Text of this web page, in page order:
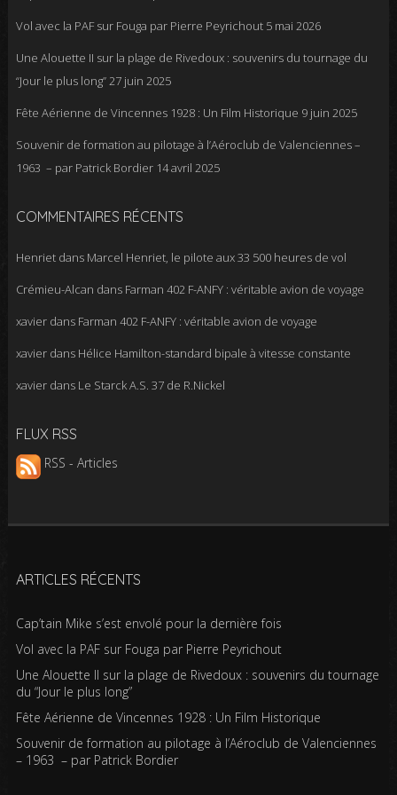
Vol avec la PAF sur Fouga par Pierre Peyrichout 5 mai 2026
Une Alouette II sur la plage de Rivedoux : souvenirs du tournage du
“Jour le plus long”27 juin 2025
Fête Aérienne de Vincennes 1928 : Un Film Historique 9 juin 2025
Souvenir de formation au pilotage à l’Aéroclub de Valenciennes –
1963 – par Patrick Bordier 14 avril 2025
COMMENTAIRES RÉCENTS
Henrietdans Marcel Henriet, le pilote aux 33 500 heures de vol
Crémieu-Alcan dans Farman 402 F-ANFY : véritable avion de voyage
xavierdans Farman 402 F-ANFY : véritable avion de voyage
xavierdans Hélice Hamilton-standard bipale à vitesse constante
xavierdans Le Starck A.S. 37 de R.Nickel
FLUX RSS
RSS - Articles
ARTICLES RÉCENTS
Cap’tain Mike s’est envolé pour la dernière fois
Vol avec la PAF sur Fouga par Pierre Peyrichout
Une Alouette II sur la plage de Rivedoux : souvenirs du tournage
du “Jour le plus long”
Fête Aérienne de Vincennes 1928 : Un Film Historique
Souvenir de formation au pilotage à l’Aéroclub de Valenciennes
– 1963 – par Patrick Bordier